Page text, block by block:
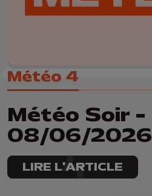
Météo 4
Météo Soir -
08/06/2026
LIRE L'ARTICLE